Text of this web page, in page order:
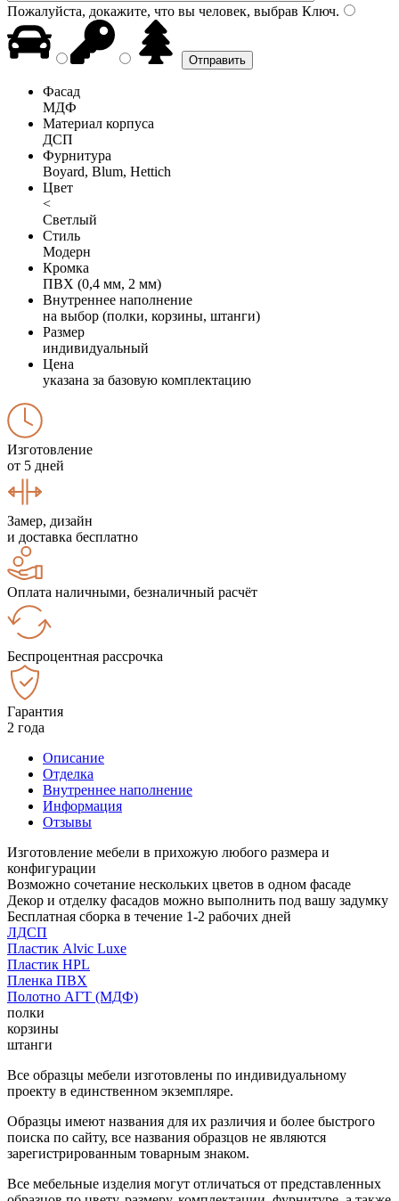
Пожалуйста, докажите, что вы человек, выбрав Ключ.
Фасад
МДФ
Материал корпуса
ДСП
Фурнитура
Boyard, Blum, Hettich
Цвет
<
Светлый
Стиль
Модерн
Кромка
ПВХ (0,4 мм, 2 мм)
Внутреннее наполнение
на выбор (полки, корзины, штанги)
Размер
индивидуальный
Цена
указана за базовую комплектацию
Изготовление
от 5 дней
Замер, дизайн
и доставка бесплатно
Оплата наличными, безналичный расчёт
Беспроцентная рассрочка
Гарантия
2 года
Описание
Отделка
Внутреннее наполнение
Информация
Отзывы
Изготовление мебели в прихожую любого размера и
конфигурации
Возможно сочетание нескольких цветов в одном фасаде
Декор и отделку фасадов можно выполнить под вашу задумку
Бесплатная сборка в течение 1-2 рабочих дней
ЛДСП
Пластик Alvic Luxe
Пластик HPL
Пленка ПВХ
Полотно АГТ (МДФ)
полки
корзины
штанги
Все образцы мебели изготовлены по индивидуальному
проекту в единственном экземпляре.
Образцы имеют названия для их различия и более быстрого
поиска по сайту, все названия образцов не являются
зарегистрированным товарным знаком.
Все мебельные изделия могут отличаться от представленных